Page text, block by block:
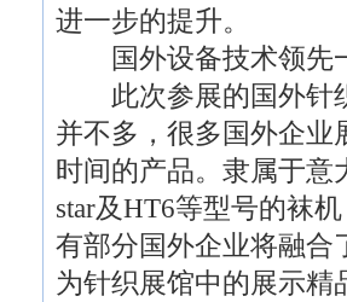
进一步的提升。
国外设备技术领先
此次参展的国外针
并不多，很多国外企业
时间的产品。隶属于意
star及HT6等型号的袜
有部分国外企业将融合
为针织展馆中的展示精